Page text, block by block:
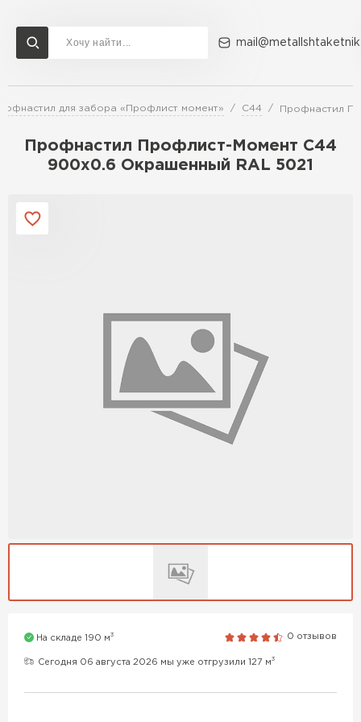
для забора «Профлист момент» С44 Профнастил
Профнастил Профлист-Момент C44
900х0.6 Окрашенный RAL 5021
На складе 190 м3 0 отзывов
Сегодня 06 августа 2026 мы уже отгрузили 127 м3
Доставка и оплата Акции О компании Контакты
Перейти в каталог